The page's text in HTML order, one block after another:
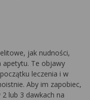
jak nudności,
apetytu. Te objawy
leczenia i w
Aby im zapobiec,
lub 3 dawkach na